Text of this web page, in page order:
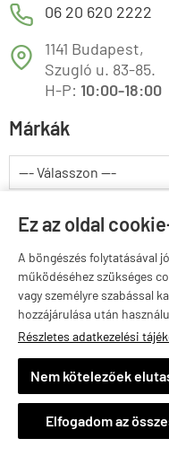
Ez az oldal
A böngészés folytatásával
működéséhez szükséges
vagy személyre szabással
hozzájárulása után
Részletes adatkezelési
Nem kötelezőek
Elfogadom az
M 06 20 620 2222
T
1141 Budapest,
Szugló u. 83-85.
H-P: 10:00-18:00
Márkák
Valuta választás
greenfoodnutrition.hu -
GREENFOOD
Részletek »